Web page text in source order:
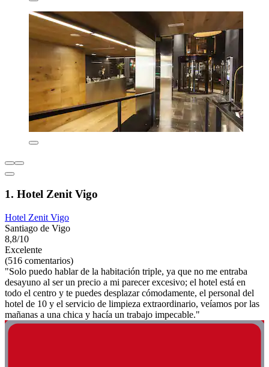
1. Hotel Zenit Vigo
Hotel Zenit Vigo
Santiago de Vigo
8,8/10
Excelente
(516 comentarios)
"Solo puedo hablar de la habitación triple, ya que no me entraba
desayuno al ser un precio a mi parecer excesivo; el hotel está en
todo el centro y te puedes desplazar cómodamente, el personal del
hotel de 10 y el servicio de limpieza extraordinario, veíamos por las
mañanas a una chica y hacía un trabajo impecable."